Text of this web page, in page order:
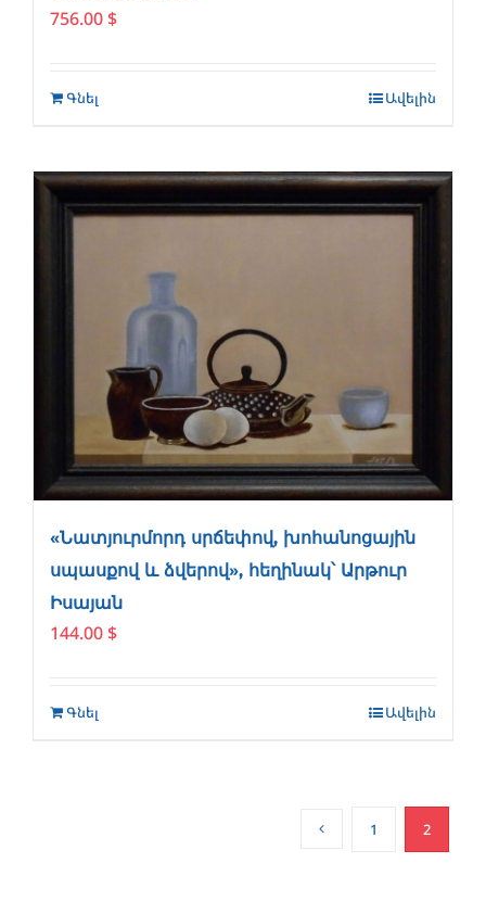
756.00 $
Գնել Ավելին
«Նատյուրմորդ սրճեփով, խոհանոցային
սպասքով և ձվերով», հեղինակ՝ Արթուր
Իսայան
144.00 $
Գնել Ավելին
1 2